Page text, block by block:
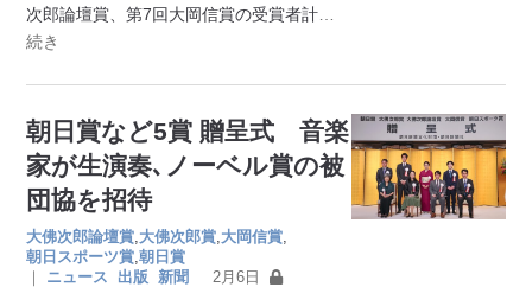
次郎論壇賞、第7回大岡信賞の受賞者計
続き
朝日賞など5賞 贈呈式 音楽
家が生演奏､ノーベル賞の被
団協を招待
大佛次郎論壇賞 大佛次郎賞 大岡信賞
朝日スポーツ賞 ,朝日賞
｜
ニュース 出版 新聞 2月6日